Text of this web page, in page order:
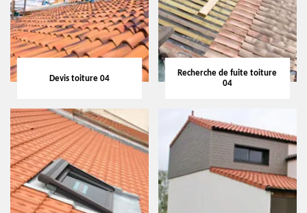
Devis toiture 04
Recherche de fuite toiture
04